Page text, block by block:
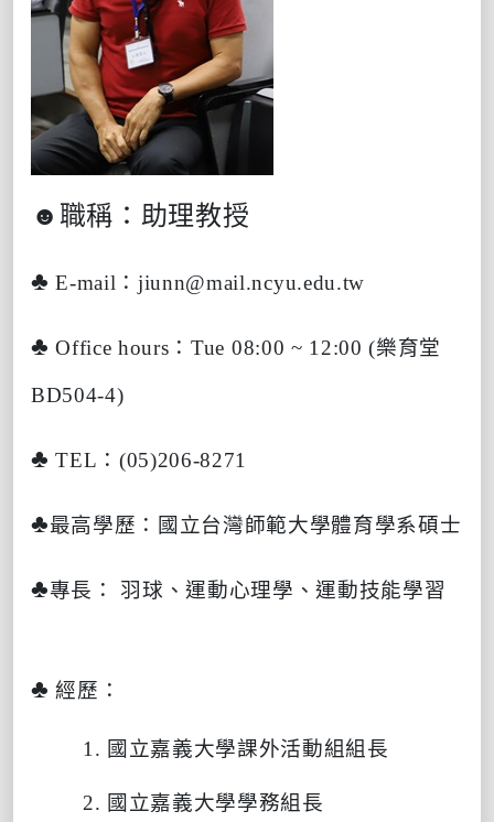
☻ 職稱：助理教授
♣ E-mail ：jiunn@mail.ncyu.edu.tw
♣ Office hours ：Tue 08:00 ~ 12:00 (樂育堂
BD504-4)
♣ TEL ：(05)206-8271
♣最高學歷：國立台灣師範大學體育學系碩士
♣專長： 羽球、運動心理學、運動技能學習
♣ 經歷：
1. 國立嘉義大學課外活動組組長
2. 國立嘉義大學學務組長